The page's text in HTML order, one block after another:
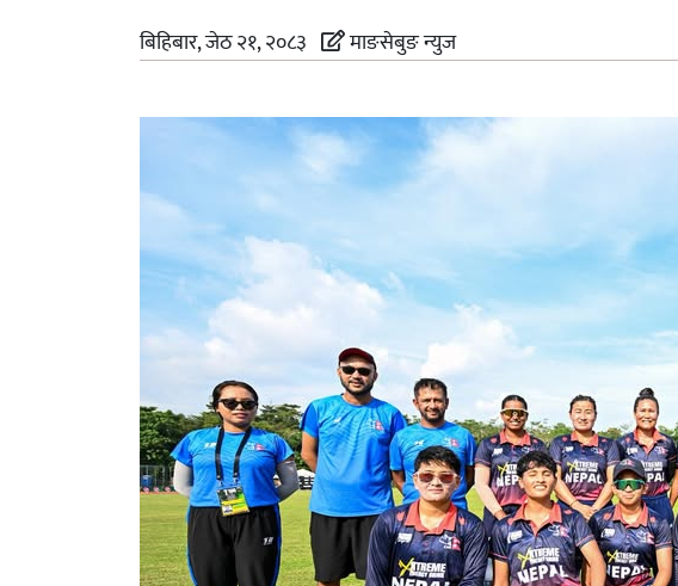
बिहिबार, जेठ २१, २०८३ माङसेबुङ न्युज